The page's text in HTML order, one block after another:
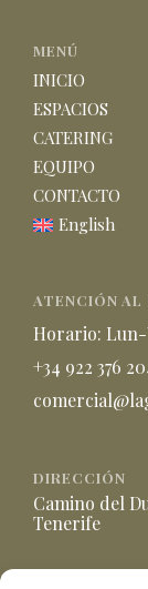
MENÚ
INICIO
ESPACIOS
CATERING
EQUIPO
CONTACTO
English
ATENCIÓN AL
Horario: Lun-
+34 922 376
DIRECCIÓN
Camino del
Tenerife